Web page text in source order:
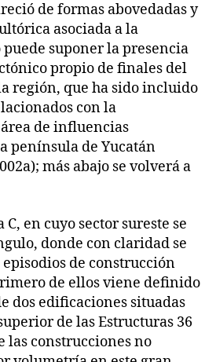
de formas abovedadas y
asociada a la
suponer la presencia
propio de finales del
región, que ha sido incluido
con la
de influencias
península de Yucatán
más abajo se volverá a
C, en cuyo sector sureste se
donde con claridad se
de construcción
de ellos viene definido
dos edificaciones situadas
de las Estructuras 36
las construcciones no